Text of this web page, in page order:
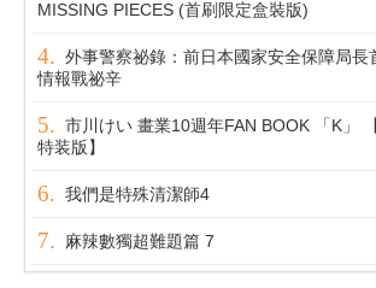
MISSING PIECES (首刷限定盒裝版)
外事警察祕錄：前日本國家安全保障局長
情報戰祕辛
市川けい 畫業10週年FAN BOOK 「K」
特装版】
我們是特殊清潔師4
麻辣數獨超難題篇 7